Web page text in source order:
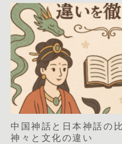
中国神話と日本神話の
神々と文化の違い